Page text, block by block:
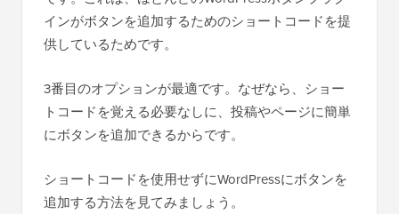
インがボタンを追加するためのショートコードを提
供しているためです。
3番目のオプションが最適です。なぜなら、ショー
トコードを覚える必要なしに、投稿やページに簡単
にボタンを追加できるからです。
ショートコードを使用せずにWordPressにボタンを
追加する方法を見てみましょう。